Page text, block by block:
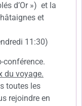
d’Or ») et la
et
11:30)
conférence.
du voyage.
toutes les
rejoindre en